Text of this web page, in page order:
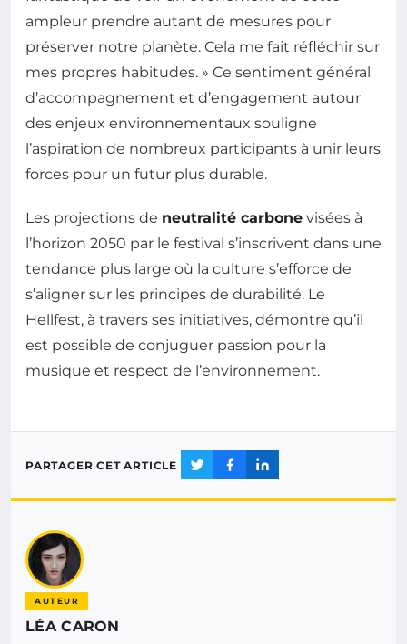
ampleur prendre autant de mesures pour
préserver notre planète. Cela me fait réfléchir sur
mes propres habitudes. » Ce sentiment général
d’accompagnement et d’engagement autour
des enjeux environnementaux souligne
l’aspiration de nombreux participants à unir leurs
forces pour un futur plus durable.
Les projections de neutralité carbone visées à
l’horizon 2050 par le festival s’inscrivent dans une
tendance plus large où la culture s’efforce de
s’aligner sur les principes de durabilité. Le
Hellfest, à travers ses initiatives, démontre qu’il
est possible de conjuguer passion pour la
musique et respect de l’environnement.
PARTAGER CET ARTICLE
AUTEUR
LÉA CARON